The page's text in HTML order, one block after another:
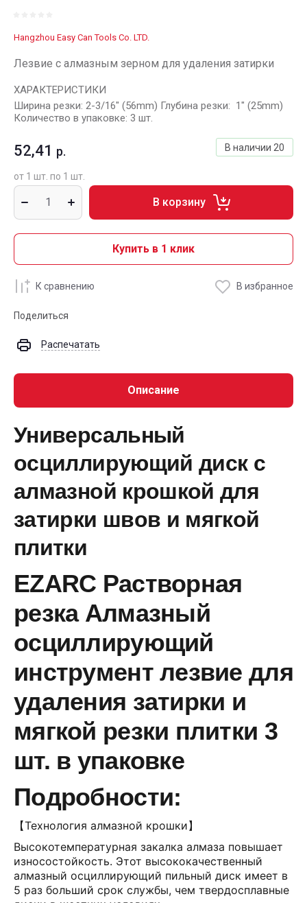
Hangzhou Easy Can Tools Co. LTD.
Лезвие с алмазным зерном для удаления затирки
ХАРАКТЕРИСТИКИ
Ширина резки: 2-3/16" (56mm) Глубина резки: 1" (25mm)
Количество в упаковке: 3 шт.
В наличии 20
52,41 р.
от 1 шт. по 1 шт.
В корзину
Купить в 1 клик
К сравнению В избранное
Поделиться
Распечатать
Описание
Универсальный
осциллирующий диск с
алмазной крошкой для
затирки швов и мягкой
плитки
EZARC Растворная
резка Алмазный
осциллирующий
инструмент лезвие для
удаления затирки и
мягкой резки плитки 3
шт. в упаковке
Подробности:
【Технология алмазной крошки】
Высокотемпературная закалка алмаза повышает
износостойкость. Этот высококачественный
алмазный осциллирующий пильный диск имеет в
5 раз больший срок службы, чем твердосплавные